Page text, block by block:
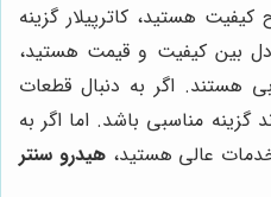
کیفیت هستید، کاترپیلار گزینه
بین کیفیت و قیمت هستید،
هستند. اگر به دنبال قطعات
گزینه مناسبی باشد. اما اگر به
عالی هستید،هیدرو سنتر